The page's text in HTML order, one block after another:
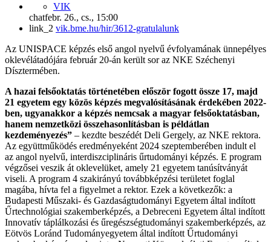
VIK
chatfebr. 26., cs., 15:00
link_2 vik.bme.hu/hir/3612-gratulalunk
Az UNISPACE képzés első angol nyelvű évfolyamának ünnepélyes
oklevélátadójára február 20-án került sor az NKE Széchenyi
Dísztermében.
A hazai felsőoktatás történetében először fogott össze 17, majd
21 egyetem egy közös képzés megvalósításának érdekében 2022-
ben, ugyanakkor a képzés nemcsak a magyar felsőoktatásban,
hanem nemzetközi összehasonlításban is példátlan
kezdeményezés” – kezdte beszédét Deli Gergely, az NKE rektora.
Az együttműködés eredményeként 2024 szeptemberében indult el
az angol nyelvű, interdiszciplináris űrtudományi képzés. E program
végzősei veszik át oklevelüket, amely 21 egyetem tanúsítványát
viseli. A program 4 szakirányú továbbképzési területet foglal
magába, hívta fel a figyelmet a rektor. Ezek a következők: a
Budapesti Műszaki- és Gazdaságtudományi Egyetem által indított
Űrtechnológiai szakemberképzés, a Debreceni Egyetem által indított
Innovatív táplálkozási és űregészségtudományi szakemberképzés, az
Eötvös Loránd Tudományegyetem által indított Űrtudományi